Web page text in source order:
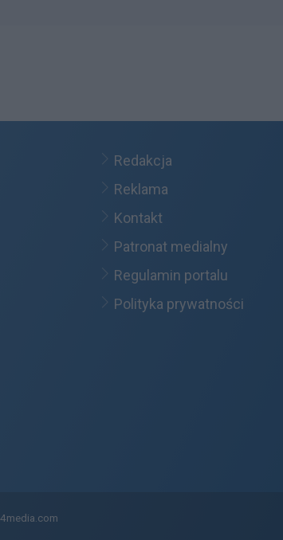
Redakcja
Reklama
Kontakt
Patronat medialny
Regulamin portalu
Polityka prywatności